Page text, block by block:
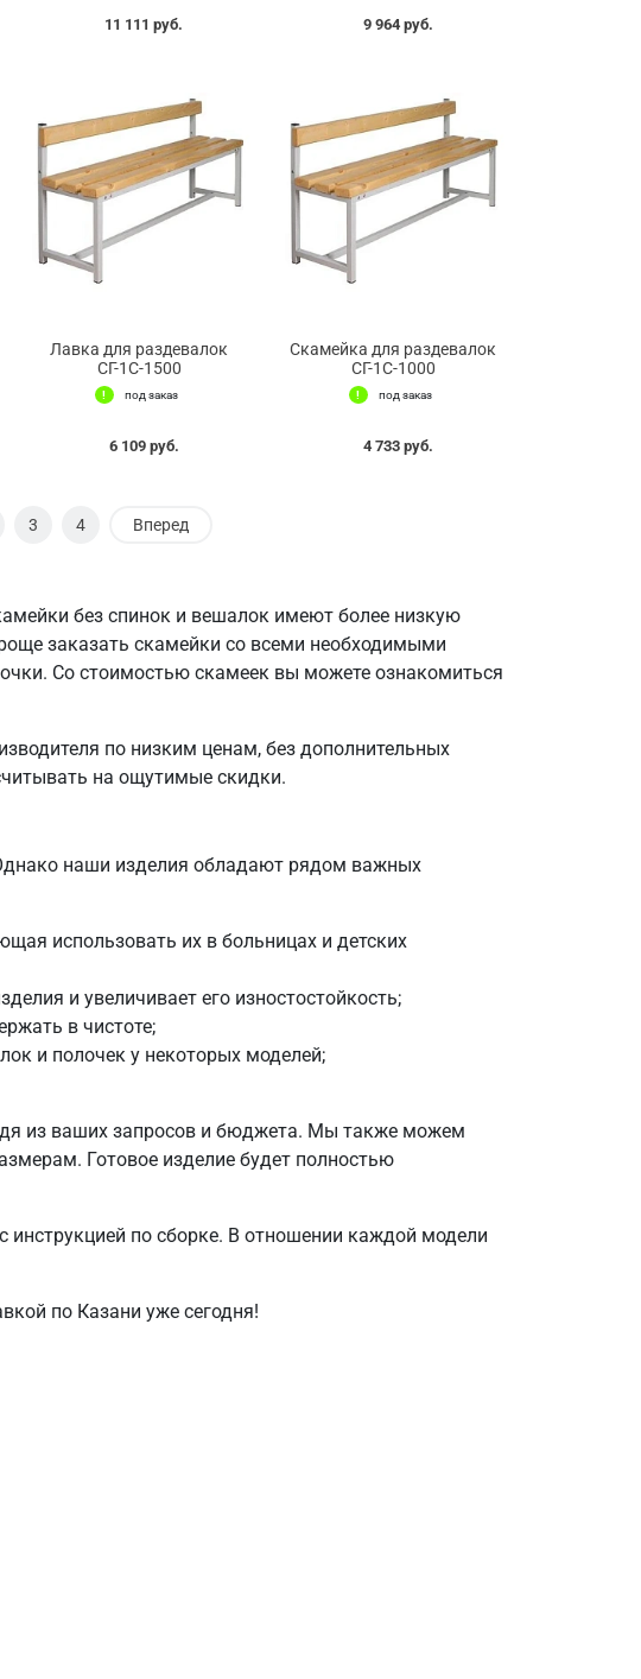
11 111 руб. 9 964 руб.
Лавка для раздевалок
СГ-1С-1500
под заказ
6 109 руб.
Скамейка для раздевалок
СГ-1С-1000
под заказ
4 733 руб.
3 4 Вперед
без спинок и вешалок имеют более низкую
заказать скамейки со всеми необходимыми
Со стоимостью скамеек вы можете ознакомиться
по низким ценам, без дополнительных
на ощутимые скидки.
наши изделия обладают рядом важных
использовать их в больницах и детских
и увеличивает его изностостойкость;
в чистоте;
и полочек у некоторых моделей;
из ваших запросов и бюджета. Мы также можем
Готовое изделие будет полностью
по сборке. В отношении каждой модели
по Казани уже сегодня!